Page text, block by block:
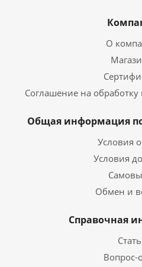
О
Соглашение на
Общая информация
Условия
Условия
Обмен и
Справочная
Вопрос-